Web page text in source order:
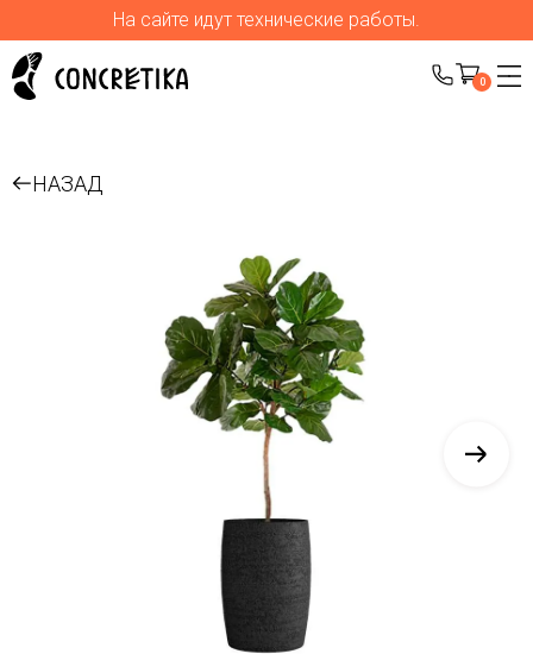
На сайте идут технические работы.
0
НАЗАД